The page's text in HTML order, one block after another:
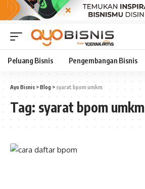
Peluang Bisnis Pengembangan Bisnis
Ayo Bisnis >Blog > syarat bpom umkm
Tag: syarat bpom umkm